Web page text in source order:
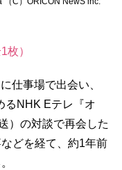
枚）
仕事場で出会い、
るNHK Eテレ『オ
）の対談で再会した
どを経て、約1年前